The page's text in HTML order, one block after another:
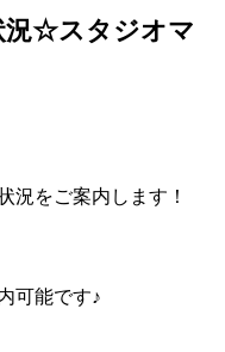
況☆スタジオマ
況をご案内します！
可能です♪